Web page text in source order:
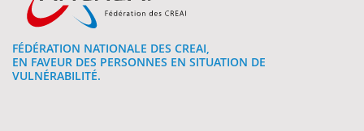
FÉDÉRATION NATIONALE DES CREAI,
EN FAVEUR DES PERSONNES EN SITUATION DE
VULNÉRABILITÉ.